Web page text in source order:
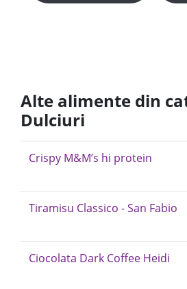
Alte alimente din
Dulciuri
Crispy M&M’s hi protein
Tiramisu Classico - San Fabio
Ciocolata Dark Coffee Heidi